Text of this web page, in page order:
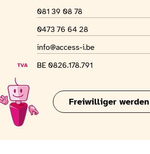
Telefonnummer
081 39 08 78
WhatsApp-Nummer
0473 76 64 28
E-Mail-Adresse
info@access-i.be
USt-IdNr.
BE 0826.178.791
Freiwilliger werden